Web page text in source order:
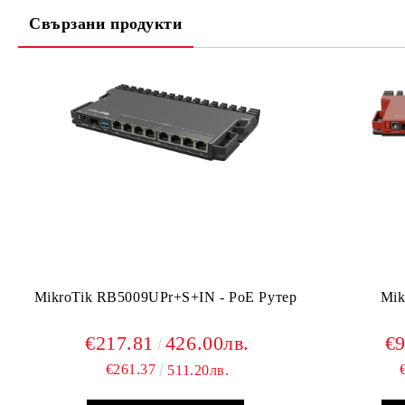
Свързани продукти
MikroTik RB5009UPr+S+IN - PoE Рутер
€217.81 426.00лв.
€261.37 511.20лв.